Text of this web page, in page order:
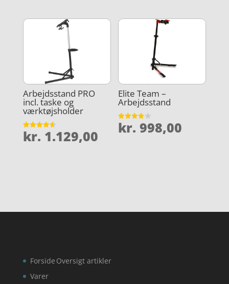
Arbejdsstand PRO
incl. taske og
værktøjsholder
Vurderet
4.6
kr. 1.129,00
Elite Team –
Arbejdsstand
Vurderet
3.8
kr. 998,00
Forside
Varer
Oversigt artikler